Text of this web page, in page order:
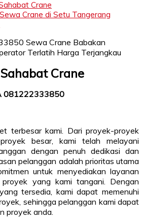
Crane
Crane di Setu Tangerang
Crane
081222333850
terbesar kami. Dari proyek-proyek
besar, kami telah melayani
dengan penuh dedikasi dan
pelanggan adalah prioritas utama
untuk menyediakan layanan
yang kami tangani. Dengan
tersedia, kami dapat memenuhi
sehingga pelanggan kami dapat
proyek anda.